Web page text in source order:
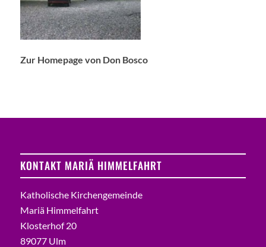
Zur Homepage von Don Bosco
KONTAKT MARIÄ HIMMELFAHRT
Katholische Kirchengemeinde
Mariä Himmelfahrt
Klosterhof 20
89077 Ulm